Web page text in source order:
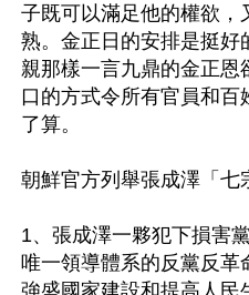
子既可以滿足他的權欲，
熟。金正日的安排是挺好
親那樣一言九鼎的金正
口的方式令所有官員和
了算。
朝鮮官方列舉張成澤「七
1、張成澤一夥犯下損害
唯一領導體系的反黨反革
強盛國家建設和提高人民